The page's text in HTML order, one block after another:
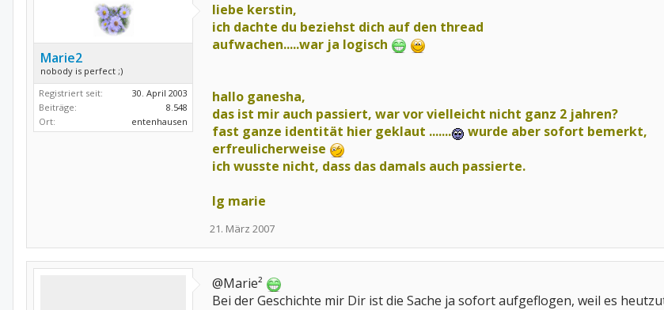
Marie2
nobody is perfect ;)
Registriert seit:
30. April 2003
Beiträge:
8.548
Ort:
entenhausen
liebe kerstin,
ich dachte du beziehst dich auf den thread
aufwachen.....war ja logisch
hallo ganesha,
das ist mir auch passiert, war vor vielleicht nicht ganz 2 jahren?
fast ganze identität hier geklaut .......
wurde aber sofort bemerkt,
erfreulicherweise
ich wusste nicht, dass das damals auch passierte.
lg marie
21. März 2007
@Marie²
Bei der Geschichte mir Dir ist die Sache ja sofort aufgeflogen, weil es